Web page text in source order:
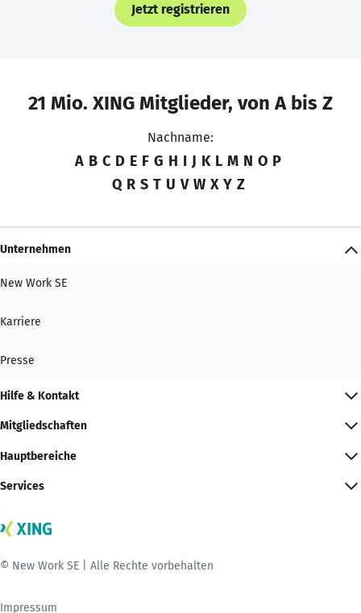
Jetzt registrieren
21 Mio. XING Mitglieder, von A bis Z
Nachname:
A B C D E F G H I J K L M N O P
Q R S T U V W X Y Z
Unternehmen
New Work SE
Karriere
Presse
Hilfe & Kontakt
Mitgliedschaften
Hauptbereiche
Services
© New Work SE | Alle Rechte vorbehalten
Impressum